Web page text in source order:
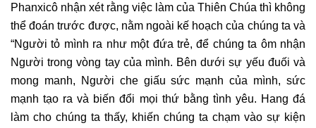
Phanxicô nhận xét rằng việc làm của Thiên Chúa thì không
thể đoán trước được, nằm ngoài kế hoạch của chúng ta và
“Người tỏ mình ra như một đứa trẻ, để chúng ta ôm nhận
Người trong vòng tay của mình. Bên dưới sự yếu đuối và
mong manh, Người che giấu sức mạnh của mình, sức
mạnh tạo ra và biến đổi mọi thứ bằng tình yêu. Hang đá
làm cho chúng ta thấy, khiến chúng ta chạm vào sự kiện